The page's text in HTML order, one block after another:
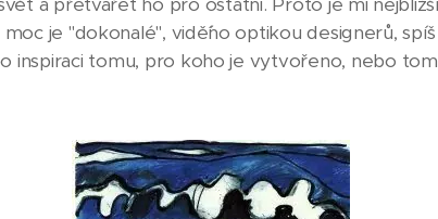
je "dokonalé", vidě´´no optikou designerů,
inspiraci tomu, pro koho je vytvořeno, nebo